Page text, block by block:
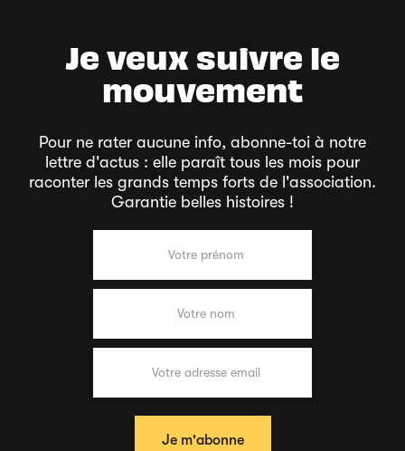
Je veux suivre le
mouvement
Pour ne rater aucune info, abonne-toi à notre
lettre d'actus : elle paraît tous les mois pour
raconter les grands temps forts de l'association.
Garantie belles histoires !